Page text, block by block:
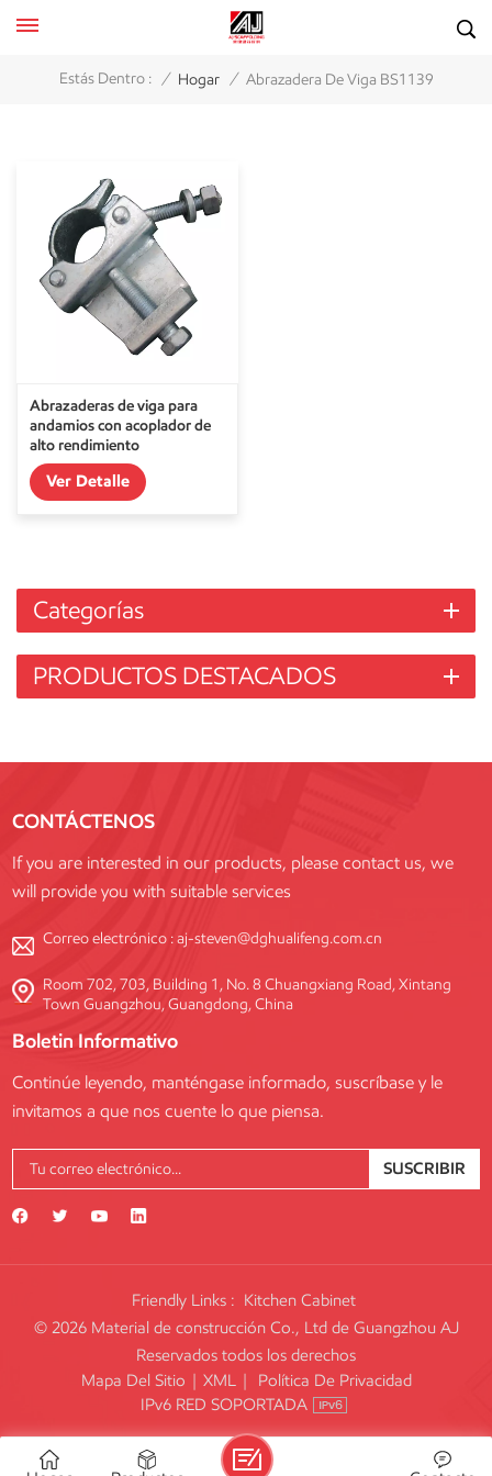
Estás Dentro : / Hogar / Abrazadera De Viga BS1139
Abrazaderas de viga para
andamios con acoplador de
alto rendimiento
Ver Detalle
Categorías
PRODUCTOS DESTACADOS
CONTÁCTENOS
If you are interested in our products, please contact us, we
will provide you with suitable services
Correo electrónico :aj-steven@dghualifeng.com.cn
Room 702, 703, Building 1, No. 8 Chuangxiang Road, Xintang
Town Guangzhou, Guangdong, China
Boletin Informativo
Continúe leyendo, manténgase informado, suscríbase y le
invitamos a que nos cuente lo que piensa.
SUSCRIBIR
Friendly Links : Kitchen Cabinet
© 2026 Material de construcción Co., Ltd de Guangzhou AJ
Reservados todos los derechos
Mapa Del Sitio | XML |
Política De Privacidad
IPv6 RED SOPORTADA